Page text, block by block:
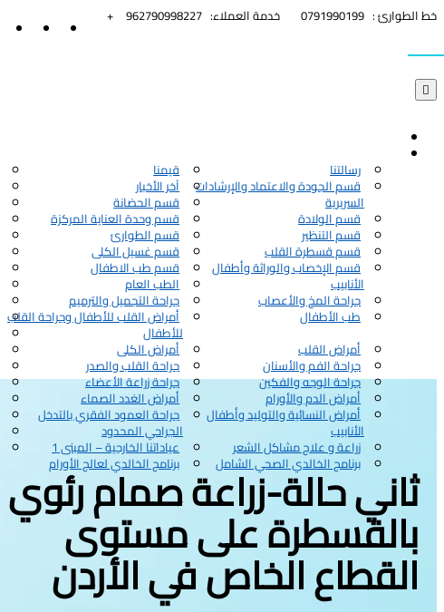
خط الطوارئ : 0791990199 خدمة العملاء: 962790998227+

رسالتنا قيمنا
قسم الجودة والاعتماد والإرشادات
السريرية
آخر الأخبار
قسم الحضانة
قسم الولادة قسم وحدة العناية المركزة
قسم التنظير قسم الطوارئ
قسم قسطرة القلب قسم غسيل الكلى
قسم الإخصاب والوراثة وأطفال
الأنابيب
قسم طب الاطفال
الطب العام
جراحة المخ والأعصاب جراحة التجميل والترميم
طب الأطفال أمراض القلب للأطفال وجراحة القلب
للأطفال
أمراض القلب أمراض الكلى
جراحة الفم والأسنان جراحة القلب والصدر
جراحة الوجه والفكين جراحة زراعة الأعضاء
أمراض الدم والأورام أمراض الغدد الصماء
أمراض النسائية والتوليد وأطفال
الأنابيب
جراحة العمود الفقري بالتدخل
الجراحي المحدود
زراعة و علاج مشاكل الشعر عياداتنا الخارجية – المبنى 1
برنامج الخالدي الصحي الشامل برنامج الخالدي لعالج الأورام
ثاني حالة-زراعة صمام رئوي
بالقسطرة على مستوى
القطاع الخاص في الأردن